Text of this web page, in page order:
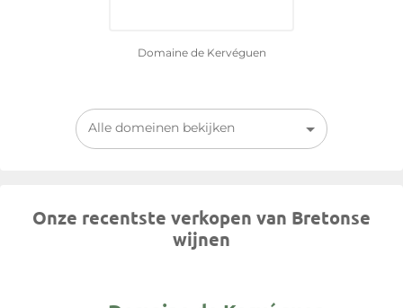
Domaine de Kervéguen
Alle domeinen bekijken
Onze recentste verkopen van Bretonse
wijnen